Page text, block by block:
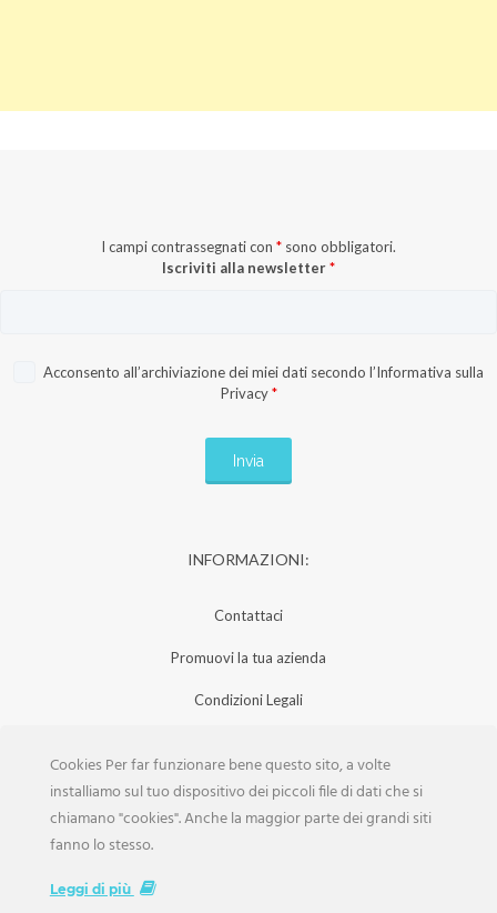
I campi contrassegnati con * sono obbligatori.
Iscriviti alla newsletter*
Acconsento all’archiviazione dei miei dati secondo l’Informativa sulla
Privacy *
INFORMAZIONI:
Contattaci
Promuovi la tua azienda
Condizioni Legali
Iscrizione Aziende
Scarica la Rivista
Cookies Per far funzionare bene questo sito, a volte
installiamo sul tuo dispositivo dei piccoli file di dati che si
chiamano "cookies". Anche la maggior parte dei grandi siti
fanno lo stesso.
Leggi di più